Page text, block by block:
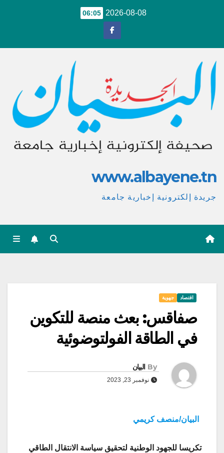
2026-08-08
06:05
www.albayene.tn
جريدة إلكترونية إخبارية جامعة
اقتصاد جهوية
صفاقس: بعث منصة للتكوين
في الطاقة الفولتوضوئية
By البيان
نوفمبر 23, 2023
البيان/منصف كريمي
تكريسا للجهود الوطنية لتحقيق سياسة الانتقال الطاقي